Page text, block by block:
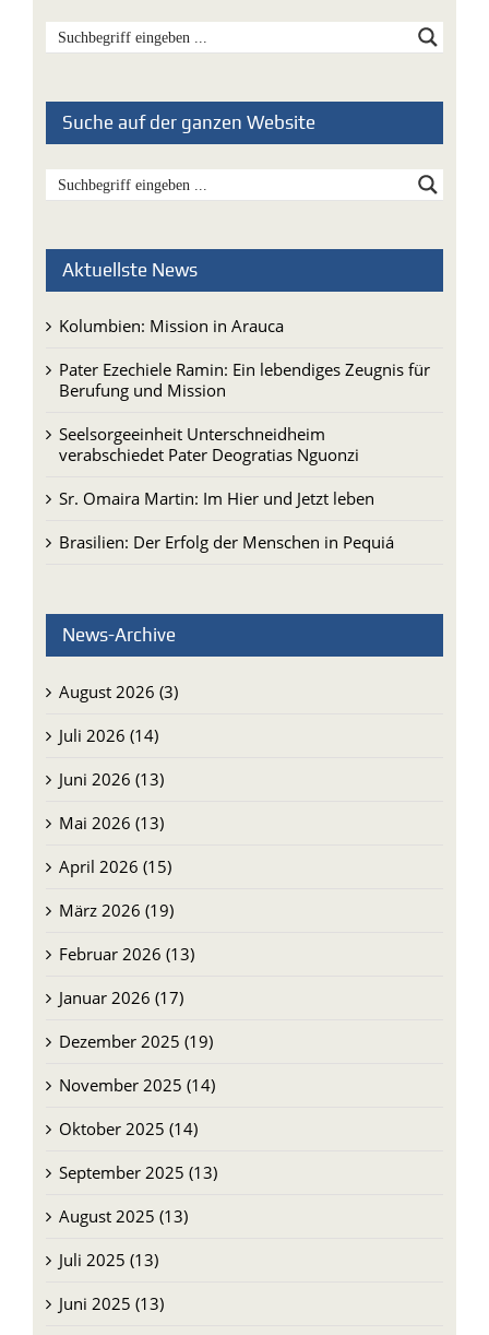
Suche auf der ganzen Website
Aktuellste News
Kolumbien: Mission in Arauca
Pater Ezechiele Ramin: Ein lebendiges Zeugnis für
Berufung und Mission
Seelsorgeeinheit Unterschneidheim
verabschiedet Pater Deogratias Nguonzi
Sr. Omaira Martin: Im Hier und Jetzt leben
Brasilien: Der Erfolg der Menschen in Pequiá
News-Archive
August 2026 (3)
Juli 2026 (14)
Juni 2026 (13)
Mai 2026 (13)
April 2026 (15)
März 2026 (19)
Februar 2026 (13)
Januar 2026 (17)
Dezember 2025 (19)
November 2025 (14)
Oktober 2025 (14)
September 2025 (13)
August 2025 (13)
Juli 2025 (13)
Juni 2025 (13)